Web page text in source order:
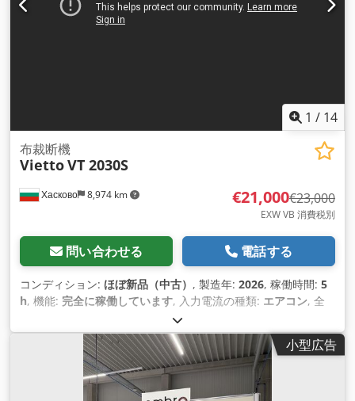
1 / 14
Хасково 8,974 km
布裁断機
ViettoVT 2030S
€21,000€23,000
EXW VB 消費税別
問い合わせる 電話する
コンディション: ほぼ新品（中古） , 製造年: 2026, 稼働時間: 5
h, 機能: 完全に稼働しています, 入力電流の種類: エアコン, 全
4,500 mm, 入力電圧:
軸:2,000 mm, Y軸送り長さ:3,000 mm, 送り長さ Z軸:150
, 作業幅:2,000 mm, 全高:3,000 mm , 最大切断幅:2,000
, 切断高さ（最大）:3,000 mm, 圧縮空気接続:
小型広告